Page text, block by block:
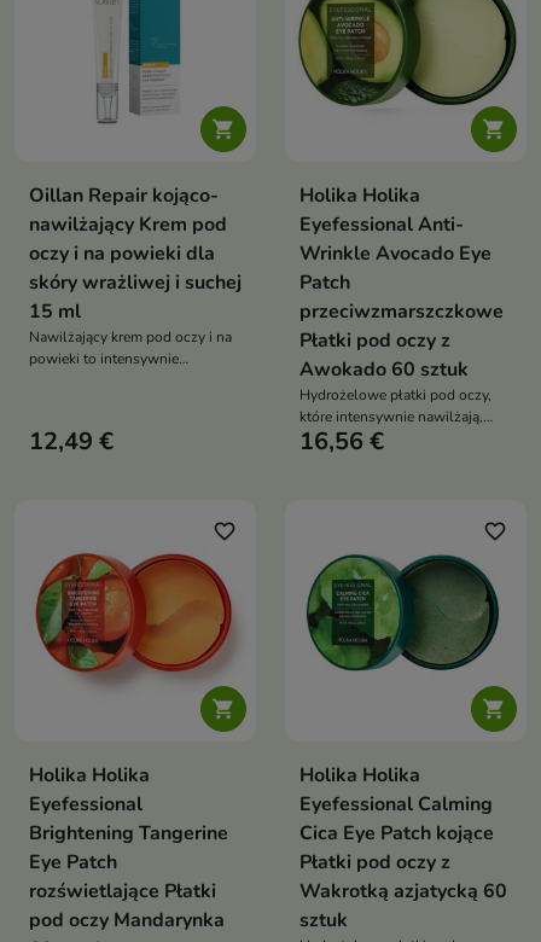
widoczności „kurzych łapek”

Oillan Repair kojąco-
nawilżający Krem pod
oczy i na powieki dla
skóry wrażliwej i suchej
15 ml
Nawilżający krem pod oczy i na
powieki to intensywnie
bardzo suchej, atopowej,
12,49 €

Holika Holika
Eyefessional Anti-
Wrinkle Avocado Eye
Patch
przeciwzmarszczkowe
Płatki pod oczy z
Awokado 60 sztuk
Hydrożelowe płatki pod oczy,
które intensywnie nawilżają,
odżywiają i pomagają wygładzić
16,56 €

favorite_border
Holika Holika
Eyefessional
Brightening Tangerine
Eye Patch
rozświetlające Płatki
pod oczy Mandarynka

favorite_border
Holika Holika
Eyefessional Calming
Cica Eye Patch kojące
Płatki pod oczy z
Wakrotką azjatycką 60
sztuk